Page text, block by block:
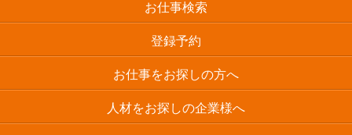
お仕事検索
登録予約
お仕事をお探しの方へ
人材をお探しの企業様へ